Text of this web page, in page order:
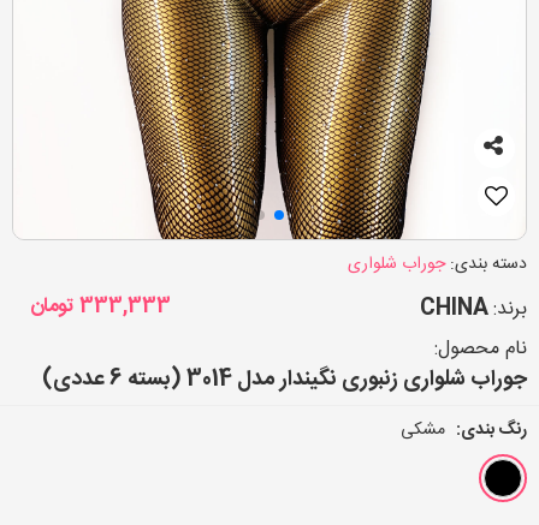
دسته بندی: جوراب شلواری
برند:CHINA
333,333تومان
نام محصول:
جوراب شلواری زنبوری نگیندار مدل 3014 (بسته 6 عددی)
رنگ بندی: مشکی